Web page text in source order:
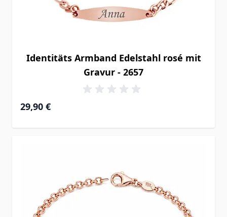
Identitäts Armband Edelstahl rosé mit
Gravur - 2657
29,90 €